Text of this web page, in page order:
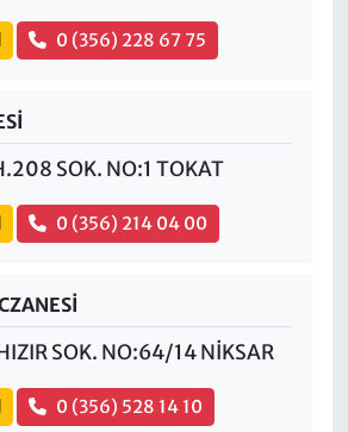
0 (356) 228 67 75
SOK. NO:1 TOKAT
0 (356) 214 04 00
SOK. NO:64/14 NİKSAR
0 (356) 528 14 10